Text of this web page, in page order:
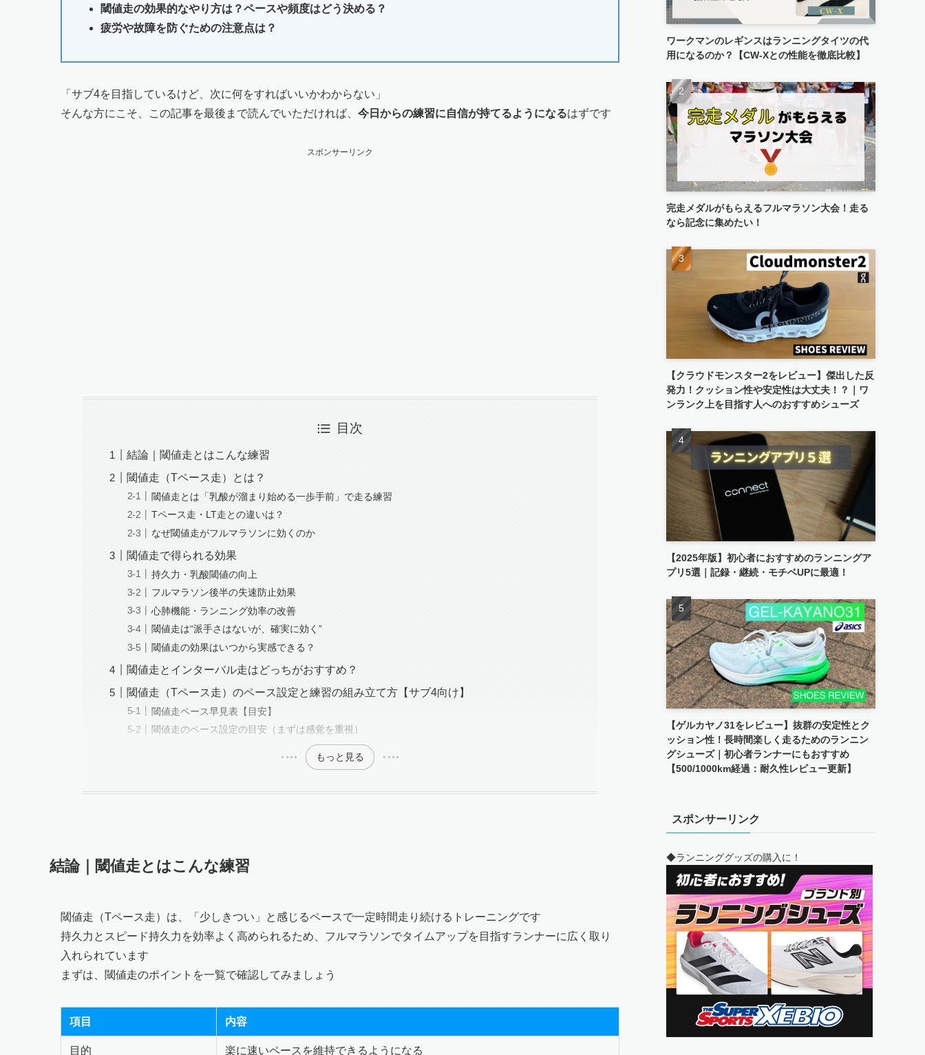
閾値走の効果的なやり方は？ペースや頻度はどう決める？
疲労や故障を防ぐための注意点は？
「サブ4を目指しているけど、次に何をすればいいかわからない」
そんな方にこそ、この記事を最後まで読んでいただければ、 今日からの練習に自信が持てるようになるはずです
スポンサーリンク
目次
結論｜閾値走とはこんな練習
閾値走（Tペース走）とは？
閾値走とは「乳酸が溜まり始める一歩手前」で走る練習
Tペース走・LT走との違いは？
なぜ閾値走がフルマラソンに効くのか
閾値走で得られる効果
持久力・乳酸閾値の向上
フルマラソン後半の失速防止効果
心肺機能・ランニング効率の改善
閾値走は“派手さはないが、確実に効く”
閾値走の効果はいつから実感できる？
閾値走とインターバル走はどっちがおすすめ？
閾値走（Tペース走）のペース設定と練習の組み立て方【サブ4向け】
閾値走ペース早見表【目安】
閾値走のペース設定の目安（まずは感覚を重視）
もっと見る
結論｜閾値走とはこんな練習
閾値走（Tペース走）は、「少しきつい」と感じるペースで一定時間走り続けるトレーニングです
持久力とスピード持久力を効率よく高められるため、フルマラソンでタイムアップを目指すランナーに広く取り
入れられています
まずは、閾値走のポイントを一覧で確認してみましょう
項目 内容
目的 楽に速いペースを維持できるようになる
ワークマンのレギンスはランニングタイツの代
用になるのか？【CW-Xとの性能を徹底比較】
完走メダルがもらえるフルマラソン大会！走る
なら記念に集めたい！
【クラウドモンスター2をレビュー】傑出した反
発力！クッション性や安定性は大丈夫！？｜ワ
ンランク上を目指す人へのおすすめシューズ
【2025年版】初心者におすすめのランニングア
プリ5選｜記録・継続・モチベUPに最適！
【ゲルカヤノ31をレビュー】抜群の安定性とク
ッション性！長時間楽しく走るためのランニン
グシューズ｜初心者ランナーにもおすすめ
【500/1000km経過：耐久性レビュー更新】
スポンサーリンク
◆ランニンググッズの購入に！